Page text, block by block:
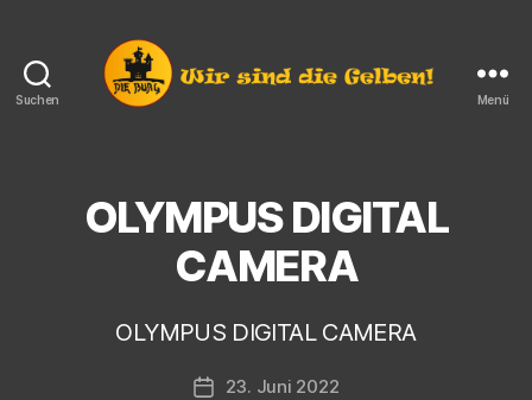
Suchen
Langendorf
Menü
OLYMPUS DIGITAL
CAMERA
OLYMPUS DIGITAL CAMERA
Beitragsautor
V
o
n
K
r
t
Veröffentlichungsdatum
23. Juni 2022